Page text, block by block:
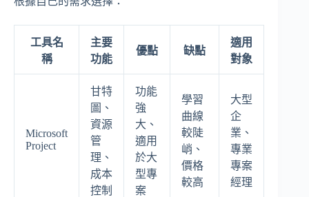
工具名
稱
主要
功能
優點 缺點
適用
對象
Microsoft
Project
甘特
圖、
資源
管
理、
成本
控制
功能
強
大、
適用
於大
型專
案
學習
曲線
較陡
峭、
價格
較高
大型
企
業、
專業
專案
經理